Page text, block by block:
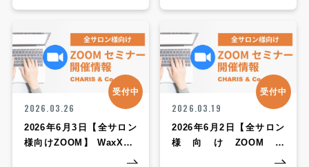
ZOOMセミナー）
2026.03.26
受付中
2026年6月3日【全サロン
様向けZOOM】 WaxXXX
2026.03.19
受付中
2026年6月2日【全サロン
様向けZOOM】
soaddicted ZOOMセミナ